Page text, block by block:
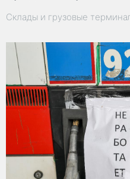
Склады и грузовые